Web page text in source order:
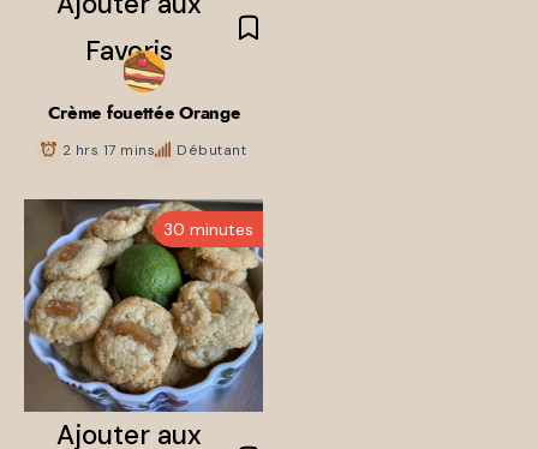
Crème fouettée Orange
2 hrs 17 mins Débutant
Ajouter aux
30 minutes